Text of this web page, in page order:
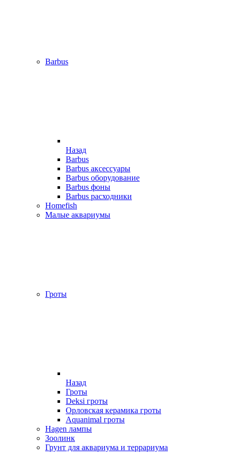
Barbus
Назад
Barbus
Barbus аксессуары
Barbus оборудование
Barbus фоны
Barbus расходники
Homefish
Малые аквариумы
Гроты
Назад
Гроты
Deksi гроты
Орловская керамика гроты
Aquanimal гроты
Hagen лампы
Зоолинк
Грунт для аквариума и террариума